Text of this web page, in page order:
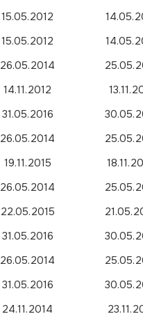
15.05.2012
15.05.2012
26.05.2014
14.11.2012
31.05.2016
26.05.2014
19.11.2015
26.05.2014
22.05.2015
31.05.2016
26.05.2014
31.05.2016
24.11.2014